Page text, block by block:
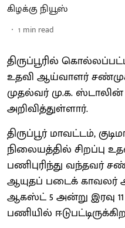
கிழக்கு நியூஸ்
1 min read
திருப்பூரில்
உதவி ஆய்வாளர்
முதல்வர் மு.க.
அறிவித்துள்ளார்.
திருப்பூர் மாவட்டம்,
நிலையத்தில் சிறப்பு
பணிபுரிந்து வந்தவர்
ஆயுதப் படைக் காவலர்
ஆகஸ்ட் 5 அன்று இரவு
பணியில்